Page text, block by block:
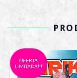
OFERTA
LIMITADA!!!